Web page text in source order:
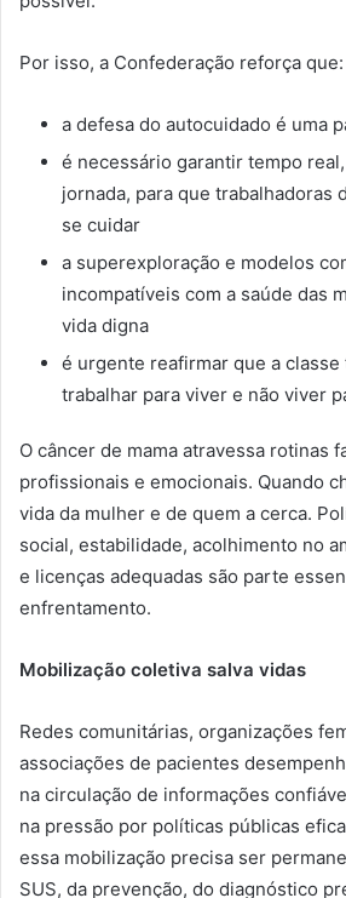
Por isso, a Confederação reforça que:
a defesa do autocuidado é uma
é necessário garantir tempo
jornada, para que trabalhadoras
se cuidar
a superexploração e modelos
incompatíveis com a saúde das
vida digna
é urgente reafirmar que a
trabalhar para viver e não viver
O câncer de mama atravessa rotinas
profissionais e emocionais. Quando
vida da mulher e de quem a cerca.
social, estabilidade, acolhimento no
e licenças adequadas são parte
enfrentamento.
Mobilização coletiva salva vidas
Redes comunitárias, organizações
associações de pacientes
na circulação de informações
na pressão por políticas públicas
essa mobilização precisa ser
SUS, da prevenção, do diagnóstico